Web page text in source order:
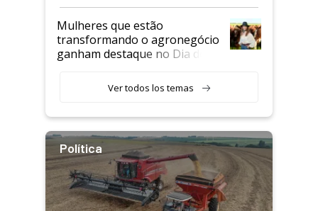
Mulheres que estão
transformando o agronegócio
ganham destaque no Dia do
Ver todos los temas
Política